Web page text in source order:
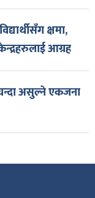
क्षमा,
केन्द्रहरुलाई आग्रह
असुल्ने एकजना